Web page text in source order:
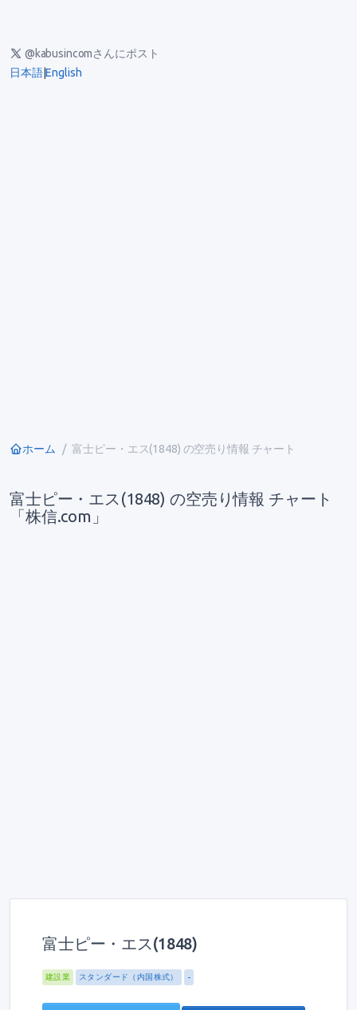
@kabusincomさんにポスト
日本語|English
ホーム 富士ピー・エス(1848) の空売り情報 チャート
富士ピー・エス(1848) の空売り情報 チャート
「株信.com」
富士ピー・エス(1848)
建設業 スタンダード（内国株式） -